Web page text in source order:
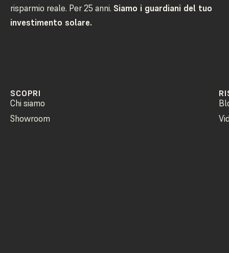
risparmio reale. Per 25 anni. Siamo i guardiani del tuo
investimento solare.
SCOPRI
Chi siamo
Showroom